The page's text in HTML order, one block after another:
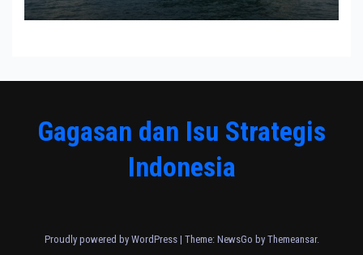
Gagasan dan Isu Strategis
Indonesia
Proudly powered by WordPress | Theme: NewsGo by Themeansar.